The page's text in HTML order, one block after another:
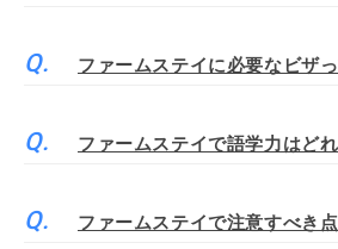
ファームステイに必要なビザ
ファームステイで語学力はど
ファームステイで注意すべき